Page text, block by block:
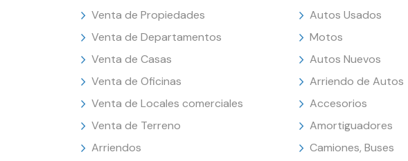
Venta de Propiedades
Venta de Departamentos
Venta de Casas
Venta de Oficinas
Venta de Locales comerciales
Venta de Terreno
Arriendos
Autos Usados
Motos
Autos Nuevos
Arriendo de Autos
Accesorios
Amortiguadores
Camiones, Buses